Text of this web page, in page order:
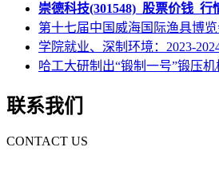
崇德科技(301548)_股票价钱_
第十七届中国威海国际渔具博
学院就业、深制环境：2023-
哈工大研制出“锻制一号”锻压机
联系我们
CONTACT US